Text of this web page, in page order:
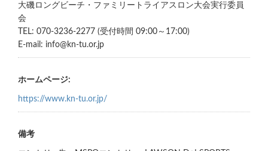
大磯ロングビーチ・ファミリートライアスロン大会実行委員
会
TEL: 070-3236-2277 (受付時間 09:00～17:00)
E-mail: info@kn-tu.or.jp
ホームページ:
https://www.kn-tu.or.jp/
備考